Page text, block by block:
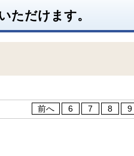
ただけます。
前へ 6 7 8 9